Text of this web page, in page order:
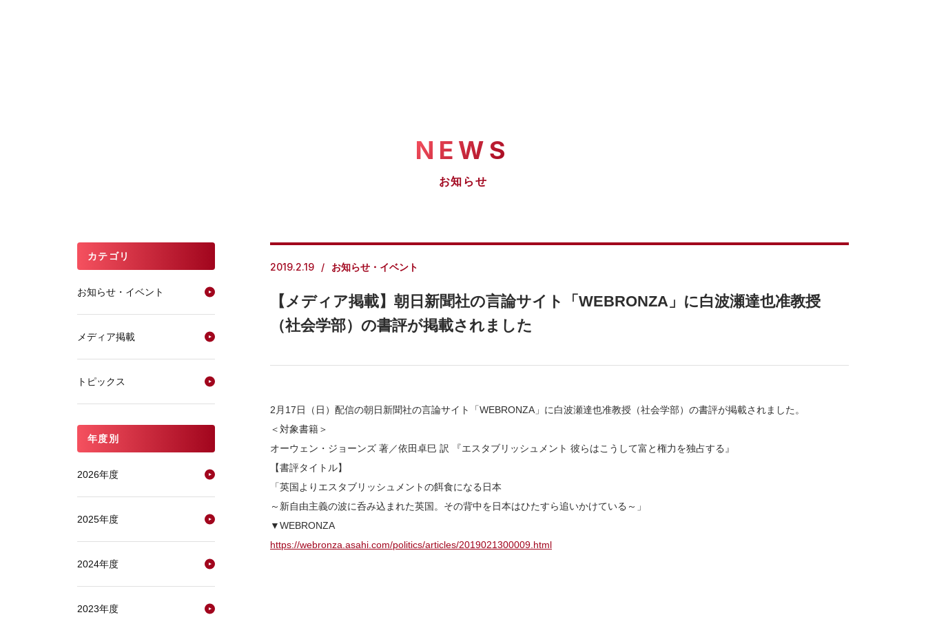
NEWS
お知らせ
2019.2.19 お知らせ・イベント
【メディア掲載】朝日新聞社の言論サイト「WEBRONZA」に白波瀬達也准教授
（社会学部）の書評が掲載されました
2月17日（日）配信の朝日新聞社の言論サイト「WEBRONZA」に白波瀬達也准教授（社会学部）の書評が掲載されました。
＜対象書籍＞
オーウェン・ジョーンズ 著／依田卓巳 訳 『エスタブリッシュメント 彼らはこうして富と権力を独占する』
【書評タイトル】
「英国よりエスタブリッシュメントの餌食になる日本
～新自由主義の波に呑み込まれた英国。その背中を日本はひたすら追いかけている～」
▼WEBRONZA
https://webronza.asahi.com/politics/articles/2019021300009.html
カテゴリ
お知らせ・イベント
メディア掲載
トピックス
年度別
2026年度
2025年度
2024年度
2023年度